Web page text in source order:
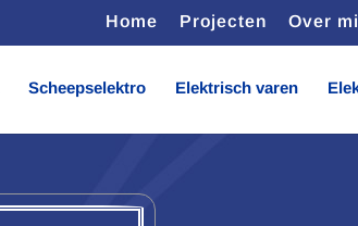
Home Projecten Over
Scheepselektro Elektrisch varen